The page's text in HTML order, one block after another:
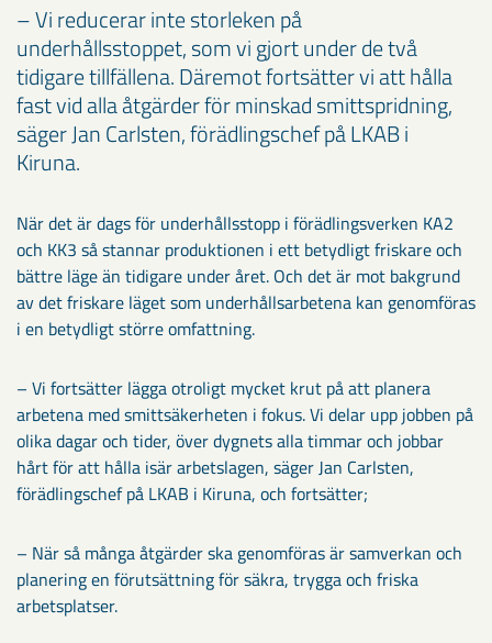
– Vi reducerar inte storleken på
underhållsstoppet, som vi gjort under de två
tidigare tillfällena. Däremot fortsätter vi att hålla
fast vid alla åtgärder för minskad smittspridning,
säger Jan Carlsten, förädlingschef på LKAB i
Kiruna.
När det är dags för underhållsstopp i förädlingsverken KA2
och KK3 så stannar produktionen i ett betydligt friskare och
bättre läge än tidigare under året. Och det är mot bakgrund
av det friskare läget som underhållsarbetena kan genomföras
i en betydligt större omfattning.
– Vi fortsätter lägga otroligt mycket krut på att planera
arbetena med smittsäkerheten i fokus. Vi delar upp jobben på
olika dagar och tider, över dygnets alla timmar och jobbar
hårt för att hålla isär arbetslagen, säger Jan Carlsten,
förädlingschef på LKAB i Kiruna, och fortsätter;
– När så många åtgärder ska genomföras är samverkan och
planering en förutsättning för säkra, trygga och friska
arbetsplatser.